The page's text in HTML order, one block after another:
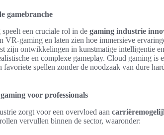
gamebranche
een cruciale rol in de gaming industrie
VR-gaming en laten zien hoe immersieve
zijn ontwikkelingen in kunstmatige intelligentie
en complexe gameplay. Cloud gaming is
favoriete spellen zonder de noodzaak van dure
voor professionals
zorgt voor een overvloed aan
vervullen binnen de sector, waaronder: